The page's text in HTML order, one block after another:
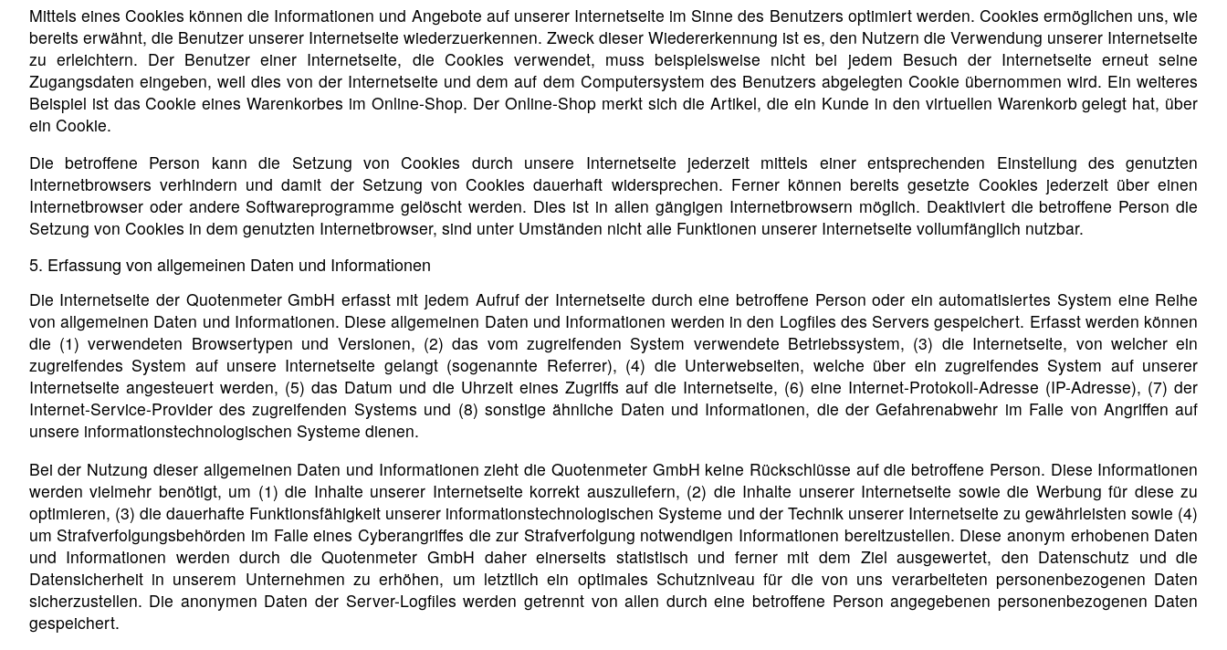
Mittels eines Cookies können die Informationen und Angebote auf unserer Internetseite im Sinne des Benutzers optimiert werden. Cookies ermöglichen uns, wie
bereits erwähnt, die Benutzer unserer Internetseite wiederzuerkennen. Zweck dieser Wiedererkennung ist es, den Nutzern die Verwendung unserer Internetseite
zu erleichtern. Der Benutzer einer Internetseite, die Cookies verwendet, muss beispielsweise nicht bei jedem Besuch der Internetseite erneut seine
Zugangsdaten eingeben, weil dies von der Internetseite und dem auf dem Computersystem des Benutzers abgelegten Cookie übernommen wird. Ein weiteres
Beispiel ist das Cookie eines Warenkorbes im Online-Shop. Der Online-Shop merkt sich die Artikel, die ein Kunde in den virtuellen Warenkorb gelegt hat, über
ein Cookie.
Die betroffene Person kann die Setzung von Cookies durch unsere Internetseite jederzeit mittels einer entsprechenden Einstellung des genutzten
Internetbrowsers verhindern und damit der Setzung von Cookies dauerhaft widersprechen. Ferner können bereits gesetzte Cookies jederzeit über einen
Internetbrowser oder andere Softwareprogramme gelöscht werden. Dies ist in allen gängigen Internetbrowsern möglich. Deaktiviert die betroffene Person die
Setzung von Cookies in dem genutzten Internetbrowser, sind unter Umständen nicht alle Funktionen unserer Internetseite vollumfänglich nutzbar.
5. Erfassung von allgemeinen Daten und Informationen
Die Internetseite der Quotenmeter GmbH erfasst mit jedem Aufruf der Internetseite durch eine betroffene Person oder ein automatisiertes System eine Reihe
von allgemeinen Daten und Informationen. Diese allgemeinen Daten und Informationen werden in den Logfiles des Servers gespeichert. Erfasst werden können
die (1) verwendeten Browsertypen und Versionen, (2) das vom zugreifenden System verwendete Betriebssystem, (3) die Internetseite, von welcher ein
zugreifendes System auf unsere Internetseite gelangt (sogenannte Referrer), (4) die Unterwebseiten, welche über ein zugreifendes System auf unserer
Internetseite angesteuert werden, (5) das Datum und die Uhrzeit eines Zugriffs auf die Internetseite, (6) eine Internet-Protokoll-Adresse (IP-Adresse), (7) der
Internet-Service-Provider des zugreifenden Systems und (8) sonstige ähnliche Daten und Informationen, die der Gefahrenabwehr im Falle von Angriffen auf
unsere informationstechnologischen Systeme dienen.
Bei der Nutzung dieser allgemeinen Daten und Informationen zieht die Quotenmeter GmbH keine Rückschlüsse auf die betroffene Person. Diese Informationen
werden vielmehr benötigt, um (1) die Inhalte unserer Internetseite korrekt auszuliefern, (2) die Inhalte unserer Internetseite sowie die Werbung für diese zu
optimieren, (3) die dauerhafte Funktionsfähigkeit unserer informationstechnologischen Systeme und der Technik unserer Internetseite zu gewährleisten sowie (4)
um Strafverfolgungsbehörden im Falle eines Cyberangriffes die zur Strafverfolgung notwendigen Informationen bereitzustellen. Diese anonym erhobenen Daten
und Informationen werden durch die Quotenmeter GmbH daher einerseits statistisch und ferner mit dem Ziel ausgewertet, den Datenschutz und die
Datensicherheit in unserem Unternehmen zu erhöhen, um letztlich ein optimales Schutzniveau für die von uns verarbeiteten personenbezogenen Daten
sicherzustellen. Die anonymen Daten der Server-Logfiles werden getrennt von allen durch eine betroffene Person angegebenen personenbezogenen Daten
gespeichert.